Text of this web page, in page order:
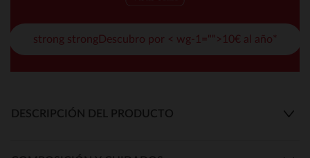
strong strongDescubro por < wg-1="">10€ al año*
DESCRIPCIÓN DEL PRODUCTO